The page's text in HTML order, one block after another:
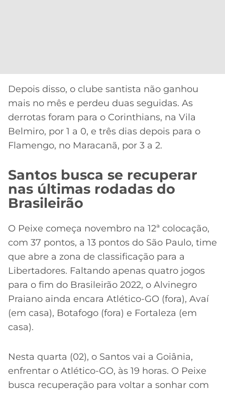
Depois disso, o clube santista não ganhou
mais no mês e perdeu duas seguidas. As
derrotas foram para o Corinthians, na Vila
Belmiro, por 1 a 0, e três dias depois para o
Flamengo, no Maracanã, por 3 a 2.
Santos busca se recuperar
nas últimas rodadas do
Brasileirão
O Peixe começa novembro na 12ª colocação,
com 37 pontos, a 13 pontos do São Paulo, time
que abre a zona de classificação para a
Libertadores. Faltando apenas quatro jogos
para o fim do Brasileirão 2022, o Alvinegro
Praiano ainda encara Atlético-GO (fora), Avaí
(em casa), Botafogo (fora) e Fortaleza (em
casa).
Nesta quarta (02), o Santos vai a Goiânia,
enfrentar o Atlético-GO, às 19 horas. O Peixe
busca recuperação para voltar a sonhar com